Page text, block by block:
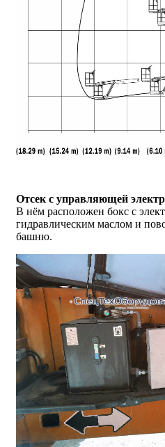
Отсек с управляющей
В нём расположен бокс с
гидравлическим маслом и
башню.